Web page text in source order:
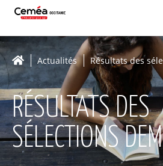
Actualités Résultats des
RÉSULTATS DES
SÉLECTIONS